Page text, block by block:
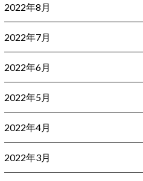
2022年8月
2022年7月
2022年6月
2022年5月
2022年4月
2022年3月